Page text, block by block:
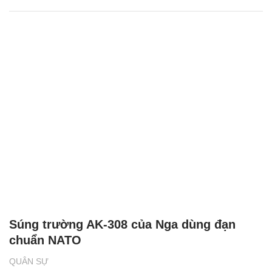
QUÂN SỰ
Súng trường AK-308 của Nga dùng đạn
chuẩn NATO